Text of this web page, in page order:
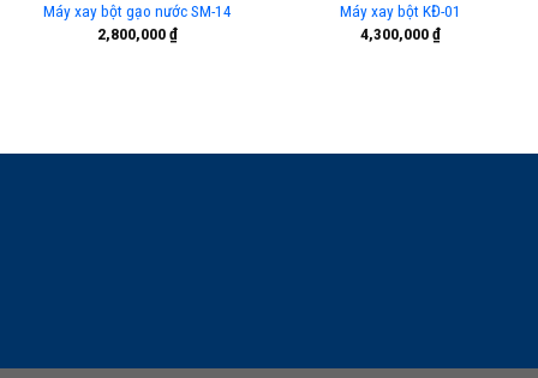
Máy xay bột gạo nước SM-14
2,800,000₫
Máy xay bột KĐ-01
4,300,000₫